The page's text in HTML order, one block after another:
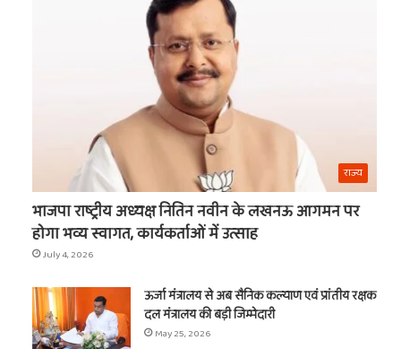
राज्य
भाजपा राष्ट्रीय अध्यक्ष नितिन नवीन के लखनऊ आगमन पर
होगा भव्य स्वागत, कार्यकर्ताओं में उत्साह
July 4, 2026
ऊर्जा मंत्रालय से अब सैनिक कल्याण एवं प्रांतीय रक्षक
दल मंत्रालय की बड़ी जिम्मेदारी
May 25, 2026